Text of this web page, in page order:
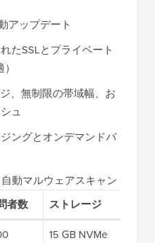
アップデート
たSSLとプライベート
、無制限の帯域幅、お
ュ
ングとオンデマンドバ
動マルウェアスキャン
者数 ストレージ
15 GB NVMe